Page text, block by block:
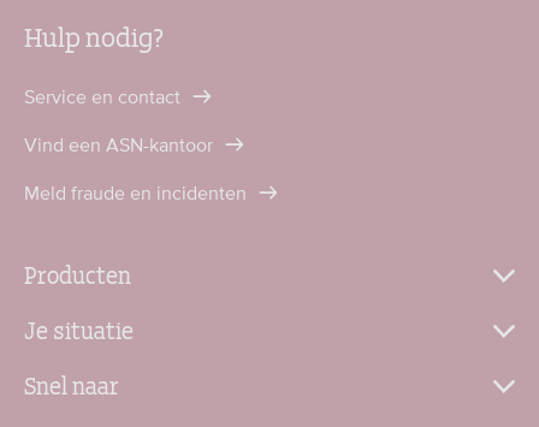
Hulp nodig?
Service en contact
Vind een ASN-kantoor
Meld fraude en incidenten
Producten
Je situatie
Snel naar